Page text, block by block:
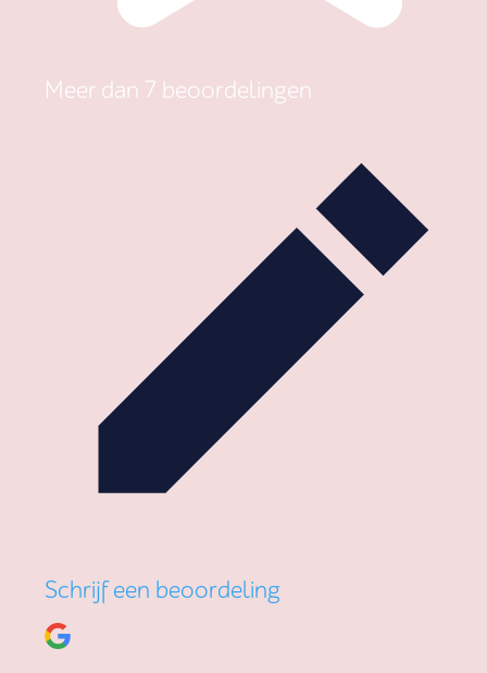
Meer dan 7 beoordelingen
Schrijf een beoordeling